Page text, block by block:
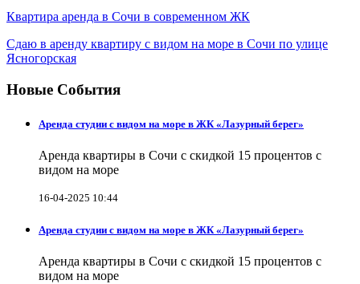
Квартира аренда в Сочи в современном ЖК
Сдаю в аренду квартиру с видом на море в Сочи по улице
Ясногорская
Новые События
Аренда студии с видом на море в ЖК «Лазурный берег»
Аренда квартиры в Сочи с скидкой 15 процентов с
видом на море
16-04-2025 10:44
Аренда студии с видом на море в ЖК «Лазурный берег»
Аренда квартиры в Сочи с скидкой 15 процентов с
видом на море